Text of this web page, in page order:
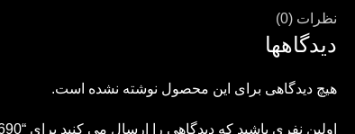
نظرات (0)
دیدگاهها
هیچ دیدگاهی برای این محصول نوشته نشده است.
اولین نفری باشید که دیدگاهی را ارسال می کنید برای “RH-2690”